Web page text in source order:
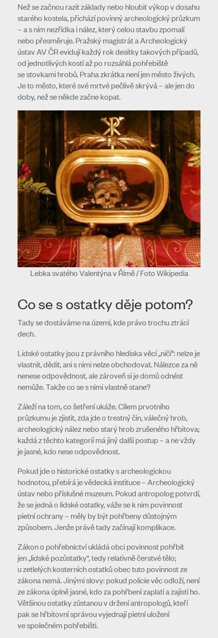
Než se začnou razit základy nebo hloubit výkop v dosahu
starého kostela, přichází povinný archeologický průzkum
– a s ním nezřídka i nález, který celou stavbu zpomalí
nebo přesměruje. Pražský magistrát a Archeologický
ústav AV ČR evidují každý rok desítky takových případů,
od jednotlivých kostí až po rozsáhlá pohřebiště
se stovkami hrobů. Praha zkrátka není jen město živých.
Je to město, které své mrtvé pečlivě skrývá – ale jen do
doby, než se někde začne kopat.
Lebka svatého Valentýna v Římě / Foto Wikipedia
Co se s ostatky děje potom?
Tady se dostáváme na území, kde právo trochu ztrácí
dech.
Lidské ostatky jsou z právního hlediska věcí „ničí“: nelze je
vlastnit, dědit, ani s nimi nelze obchodovat. Nálezce za ně
nenese odpovědnost, ale zároveň si je domů odnést
nemůže. Takže co se s nimi vlastně stane?
Záleží na tom, co šetření ukáže. Cílem prvotního
průzkumu je zjistit, zda jde o trestný čin, válečný hrob,
archeologický nález nebo starý hrob zrušeného hřbitova;
každá z těchto kategorií má jiný další postup – a ne vždy
je jasné, kdo nese odpovědnost.
Pokud jde o historické ostatky s archeologickou
hodnotou, přebírá je vědecká instituce – Archeologický
ústav nebo příslušné muzeum. Pokud antropolog potvrdí,
že se jedná o lidské ostatky, váže se k nim povinnost
pietní ochrany – měly by být pohřbeny důstojným
způsobem. Jenže právě tady začínají komplikace.
Zákon o pohřebnictví ukládá obci povinnost pohřbít
jen „lidské pozůstatky“, tedy relativně čerstvé tělo;
u zetlelých kosterních ostatků obec tuto povinnost ze
zákona nemá. Jinými slovy: pokud policie věc odloží, není
ze zákona úplně jasné, kdo za pohřbení zaplatí a zajistí ho.
Většinou ostatky zůstanou v držení antropologů, kteří
pak se hřbitovní správou vyjednají pietní uložení
ve společném pohřebišti.